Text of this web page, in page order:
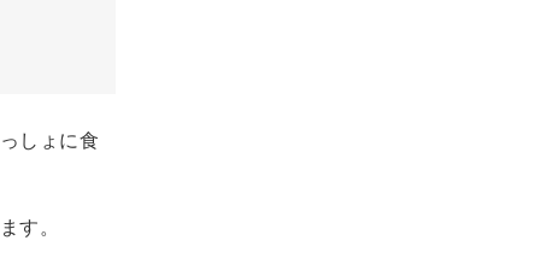
しょに食
す。